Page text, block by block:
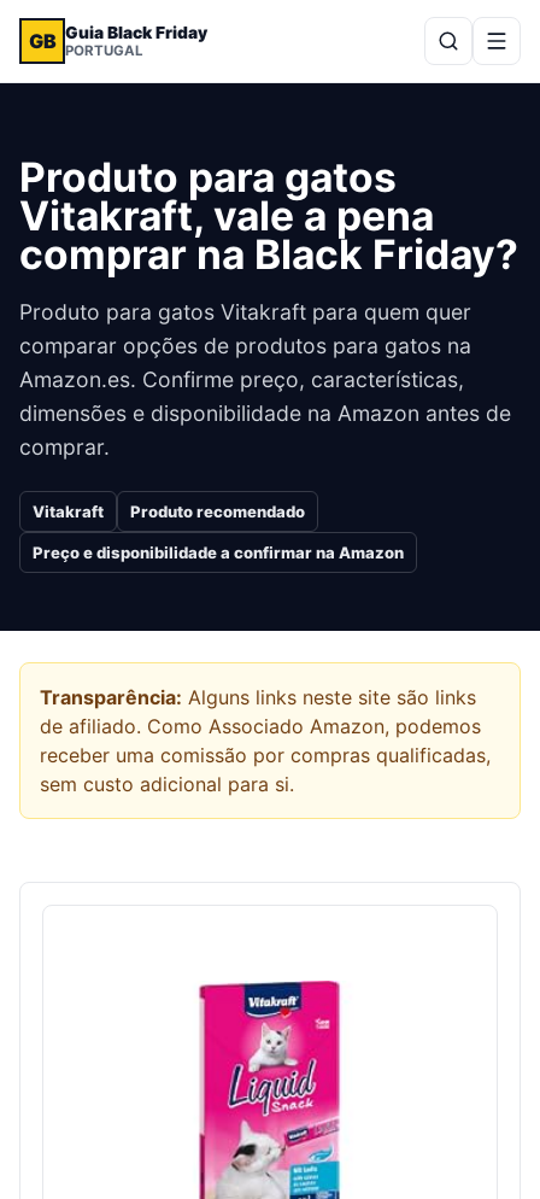
GB Guia Black Friday
PORTUGAL
Produto para gatos
Vitakraft, vale a pena
comprar na Black Friday?
Produto para gatos Vitakraft para quem quer
comparar opções de produtos para gatos na
Amazon.es. Confirme preço, características,
dimensões e disponibilidade na Amazon antes de
comprar.
Vitakraft Produto recomendado
Preço e disponibilidade a confirmar na Amazon
Transparência: Alguns links neste site são links
de afiliado. Como Associado Amazon, podemos
receber uma comissão por compras qualificadas,
sem custo adicional para si.